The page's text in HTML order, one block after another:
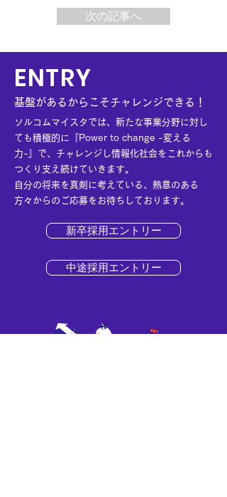
次の記事へ
ENTRY
基盤があるからこそチャレンジできる！
ソルコムマイスタでは、新たな事業分野に対し
ても積極的に『Power to change -変える
力-』で、チャレンジし情報化社会をこれからも
つくり支え続けていきます。
自分の将来を真剣に考えている、熱意のある
方々からのご応募をお待ちしております。
新卒採用エントリー
中途採用エントリー